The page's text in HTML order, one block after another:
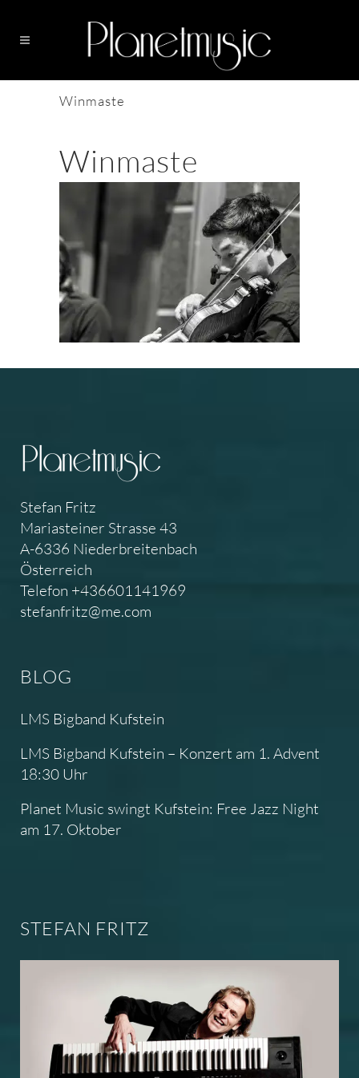
Winmaste
Winmaste
Stefan Fritz
Mariasteiner Strasse 43
A-6336 Niederbreitenbach
Österreich
Telefon +436601141969
stefanfritz@me.com
BLOG
LMS Bigband Kufstein
LMS Bigband Kufstein – Konzert am 1. Advent
18:30 Uhr
Planet Music swingt Kufstein: Free Jazz Night
am 17. Oktober
STEFAN FRITZ